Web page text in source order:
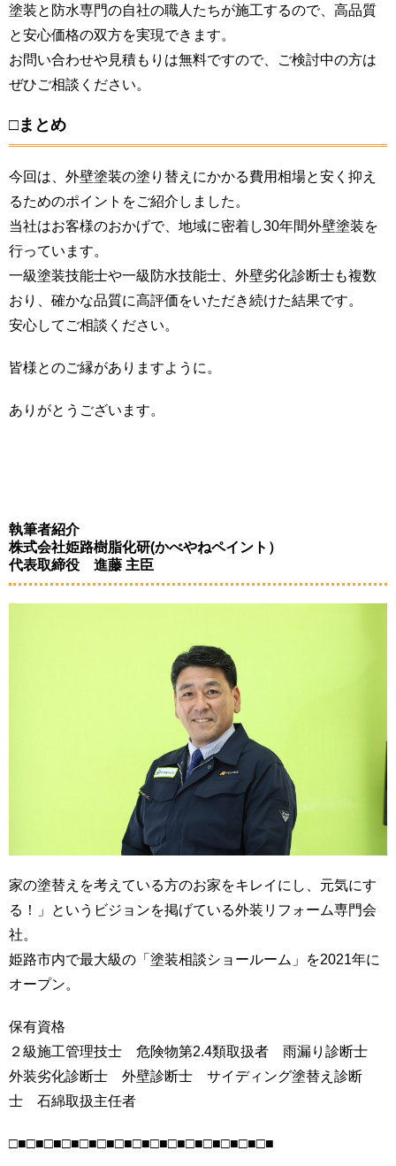
塗装と防水専門の自社の職人たちが施工するので、高品質
と安心価格の双方を実現できます。
お問い合わせや見積もりは無料ですので、ご検討中の方は
ぜひご相談ください。
□まとめ
今回は、外壁塗装の塗り替えにかかる費用相場と安く抑え
るためのポイントをご紹介しました。
当社はお客様のおかげで、地域に密着し30年間外壁塗装を
行っています。
一級塗装技能士や一級防水技能士、外壁劣化診断士も複数
おり、確かな品質に高評価をいただき続けた結果です。
安心してご相談ください。
皆様とのご縁がありますように。
ありがとうございます。
執筆者紹介
株式会社姫路樹脂化研(かべやねペイント）
代表取締役 進藤 主臣
家の塗替えを考えている方のお家をキレイにし、元気にす
る！」というビジョンを掲げている外装リフォーム専門会
社。
姫路市内で最大級の「塗装相談ショールーム」を2021年に
オープン。
保有資格
２級施工管理技士 危険物第2.4類取扱者 雨漏り診断士
外装劣化診断士 外壁診断士 サイディング塗替え診断
士 石綿取扱主任者
□■□■□■□■□■□■□■□■□■□■□■□■□■□■□■